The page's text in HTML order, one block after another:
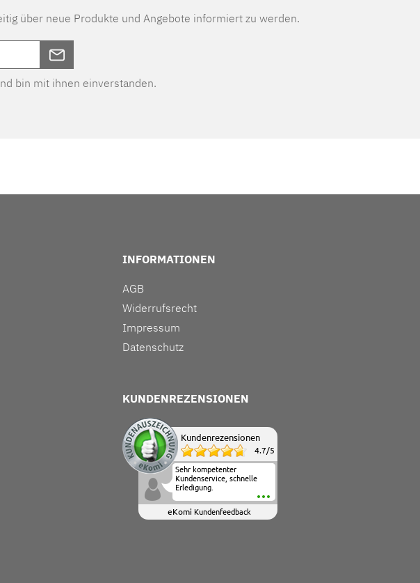
über neue Produkte und Angebote informiert zu werden.
bin mit ihnen einverstanden.
INFORMATIONEN
AGB
Widerrufsrecht
Impressum
Datenschutz
KUNDENREZENSIONEN
Kundenrezensionen
4.7/5
Sehr kompetenter
Kundenservice, schnelle
Erledigung.
eKomi Kundenfeedback